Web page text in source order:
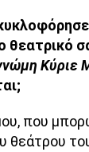
θεατρικό
Κύριε
που
θεάτρου